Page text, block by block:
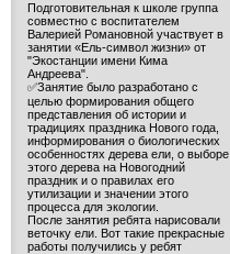
Подготовительная к школе группа
совместно с воспитателем
Валерией Романовной участвует в
занятии «Ель-символ жизни» от
"Экостанции имени Кима
Андреева".
✅Занятие было разработано с
целью формирования общего
представления об истории и
традициях праздника Нового года,
информирования о биологических
особенностях дерева ели, о выборе
этого дерева на Новогодний
праздник и о правилах его
утилизации и значении этого
процесса для экологии.
После занятия ребята нарисовали
веточку ели. Вот такие прекрасные
работы получились у ребят